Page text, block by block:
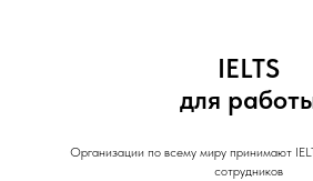
IELTS
для
Организации по всему миру принимают
сотрудников